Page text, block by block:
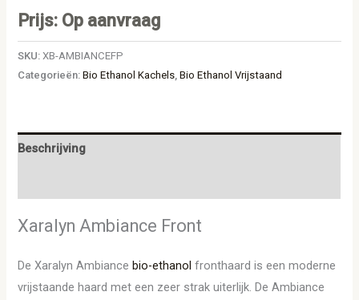
Prijs: Op aanvraag
SKU:XB-AMBIANCEFP
Categorieën:Bio Ethanol Kachels,Bio Ethanol Vrijstaand
Beschrijving
Xaralyn Ambiance Front
De Xaralyn Ambiancebio-ethanol fronthaard is een moderne
vrijstaande haard met een zeer strak uiterlijk. De Ambiance